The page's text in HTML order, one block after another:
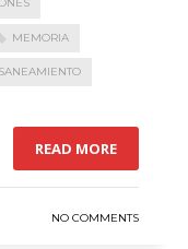
MEMORIA
SANEAMIENTO
READ MORE
NO COMMENTS